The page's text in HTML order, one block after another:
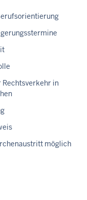
in
möglich